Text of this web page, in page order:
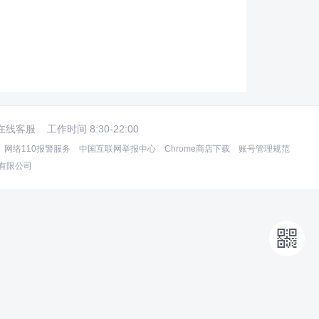

线客服 工作时间 8:30-22:00
网络110报警服务 中国互联网举报中心 Chrome商店下载
账号管理规范
限公司